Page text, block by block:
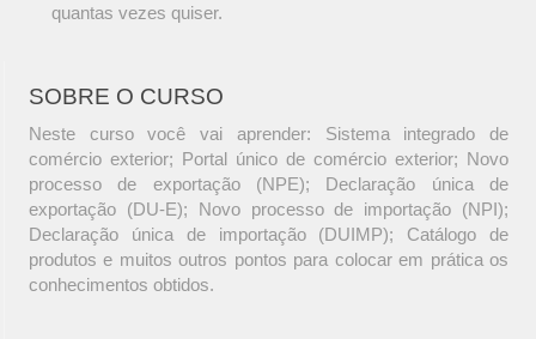
quantas vezes quiser.
SOBRE O CURSO
Neste curso você vai aprender: Sistema integrado de
comércio exterior; Portal único de comércio exterior; Novo
processo de exportação (NPE); Declaração única de
exportação (DU-E); Novo processo de importação (NPI);
Declaração única de importação (DUIMP); Catálogo de
produtos e muitos outros pontos para colocar em prática os
conhecimentos obtidos.